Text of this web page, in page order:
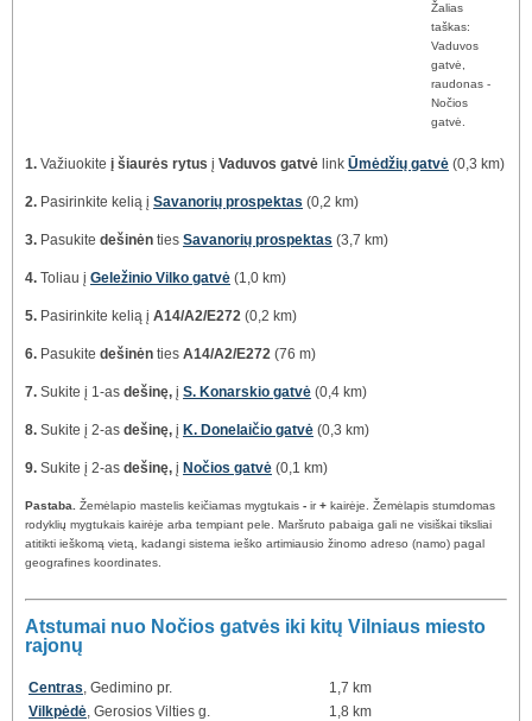
Žalias
taškas:
Vaduvos
gatvė,
raudonas -
Nočios
gatvė.
1. Važiuokite į šiaurės rytus į Vaduvos gatvė link Ūmėdžių gatvė (0,3 km)
2. Pasirinkite kelią į Savanorių prospektas (0,2 km)
3. Pasukite dešinėn ties Savanorių prospektas (3,7 km)
4. Toliau į Geležinio Vilko gatvė (1,0 km)
5. Pasirinkite kelią į A14/A2/E272 (0,2 km)
6. Pasukite dešinėn ties A14/A2/E272 (76 m)
7. Sukite į 1-as dešinę, į S. Konarskio gatvė (0,4 km)
8. Sukite į 2-as dešinę, į K. Donelaičio gatvė (0,3 km)
9. Sukite į 2-as dešinę, į Nočios gatvė (0,1 km)
Pastaba. Žemėlapio mastelis keičiamas mygtukais - ir+ kairėje. Žemėlapis stumdomas
rodyklių mygtukais kairėje arba tempiant pele. Maršruto pabaiga gali ne visiškai tiksliai
atitikti ieškomą vietą, kadangi sistema ieško artimiausio žinomo adreso (namo) pagal
geografines koordinates.
Atstumai nuo Nočios gatvės iki kitų Vilniaus miesto
rajonų
Centras , Gedimino pr.
1,7 km
Vilkpėdė , Gerosios Vilties g.
1,8 km